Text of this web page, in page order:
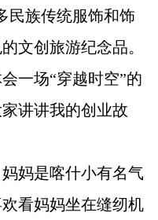
民族传统服饰和饰
文创旅游纪念品。
一场“穿越时空”的
讲讲我的创业故
妈是喀什小有名气
看妈妈坐在缝纫机